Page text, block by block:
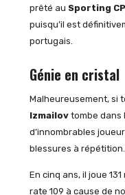
prêté au Sporting CP
puisqu’il est
portugais.
Génie en cristal
Malheureusement, si
Izmailovtombe dans
d’innombrables
blessures à répétition.
En cinq ans, il joue
rate 109 à cause de